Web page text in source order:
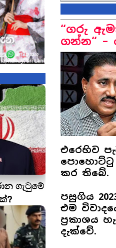
ගැටුමේ
“ගරු
ගන්න“
එරෙහිව
පොහොට්ටු
කර තිබේ.
පසුගිය
එම
ප්‍රකාශය
දැක්වේ.